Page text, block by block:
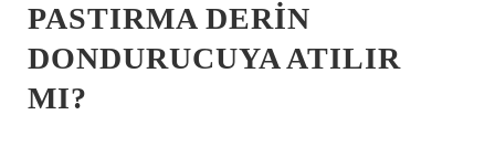
PASTIRMA DERIN
DONDURUCUYA ATILIR
MI?